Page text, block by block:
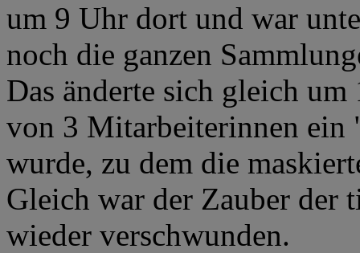
um 9 Uhr dort und war
noch die ganzen
Das änderte sich gleich
von 3 Mitarbeiterinnen ein
wurde, zu dem die
Gleich war der Zauber der
wieder verschwunden.